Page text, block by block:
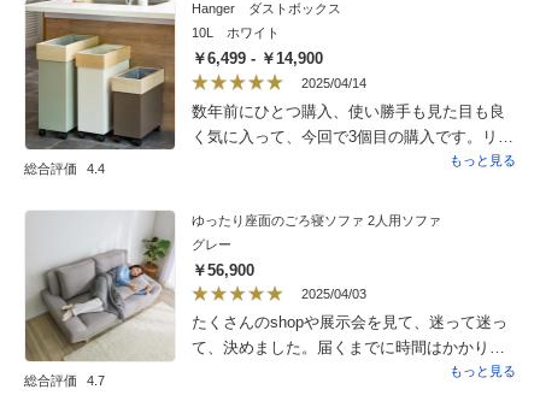
総合評価 4.4
Hanger ダストボックス
10L ホワイト
￥6,499 - ￥14,900
2025/04/14
数年前にひとつ購入、使い勝手も見た目も良
く気に入って、今回で3個目の購入です。リビ
ングとキッチン、分別ゴミ用で使っていま
ですが、意外と同じ機能レベルのものは探し
てもありませんでした。ゴミ袋の交換が簡単
で、袋のフチも隠せて見た目スッキリ、中に
スリットがあって分別できるのもありがたい
です。こぶりサイズがあるのもいい。キャス
ターもなめらかでストレスフリーです。敢え
てデメリットを上げるなら、木製なので少し
もっと見る
総合評価 4.7
ゆったり座面のごろ寝ソファ 2人用ソファ
グレー
￥56,900
2025/04/03
たくさんのshopや展示会を見て、迷って迷っ
て、決めました。届くまでに時間はかかりま
したが、待って良かったです。本当にお値段
もっと見る